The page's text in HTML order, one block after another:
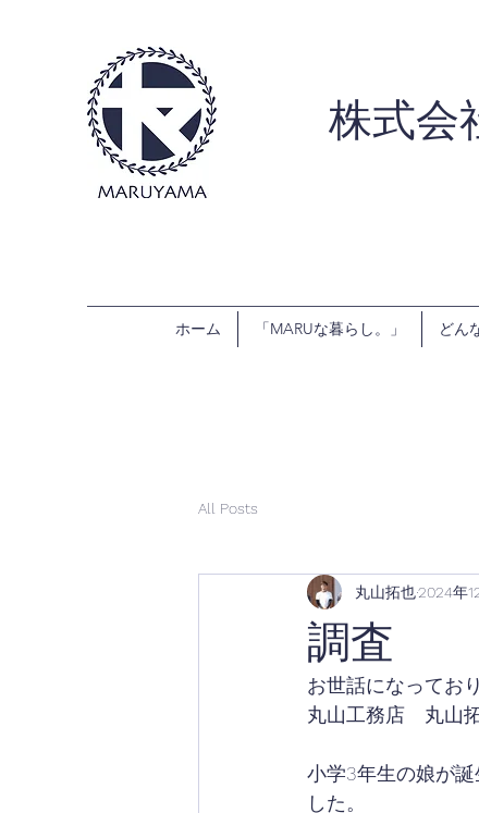
株式会
ホーム 「MARUな暮らし。」 どん
All Posts
調査
丸山拓也2024年
お世話になってお
丸山工務店　丸山
小学3年生の娘が
した。